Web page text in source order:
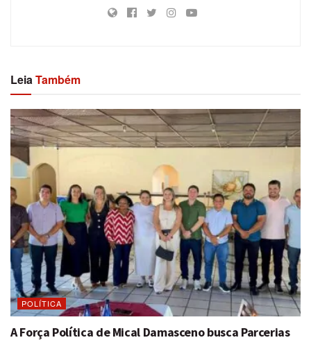
LeiaTambém
POLÍTICA
A Força Política de Mical Damasceno busca Parcerias